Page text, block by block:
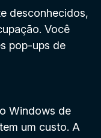
desconhecidos,
Você
pop-ups de
Windows de
um custo. A